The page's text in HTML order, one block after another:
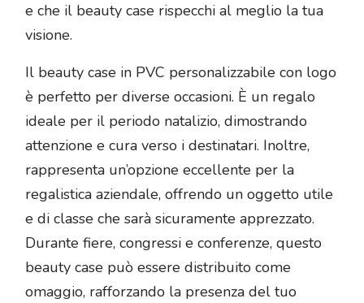
e che il beauty case rispecchi al meglio la tua
visione.
Il beauty case in PVC personalizzabile con logo
è perfetto per diverse occasioni. È un regalo
ideale per il periodo natalizio, dimostrando
attenzione e cura verso i destinatari. Inoltre,
rappresenta un’opzione eccellente per la
regalistica aziendale, offrendo un oggetto utile
e di classe che sarà sicuramente apprezzato.
Durante fiere, congressi e conferenze, questo
beauty case può essere distribuito come
omaggio, rafforzando la presenza del tuo